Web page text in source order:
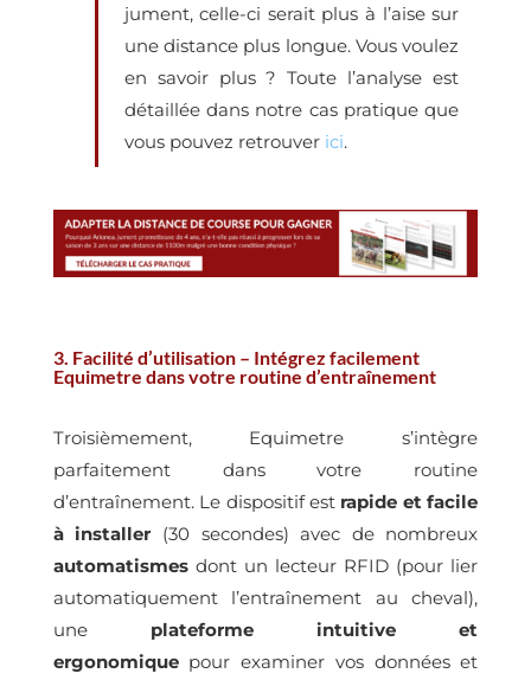
jument, celle-ci serait plus à l’aise sur
une distance plus longue. Vous voulez
en savoir plus ? Toute l’analyse est
détaillée dans notre cas pratique que
vous pouvez retrouver ici.
3. Facilité d’utilisation – Intégrez facilement
Equimetre dans votre routine d’entraînement
Troisièmement, Equimetre s’intègre
parfaitement dans votre routine
d’entraînement. Le dispositif est rapide et facile
à installer (30 secondes) avec de nombreux
automatismesdont un lecteur RFID (pour lier
automatiquement l’entraînement au cheval),
une plateforme intuitive et
ergonomiquepour examiner vos données et